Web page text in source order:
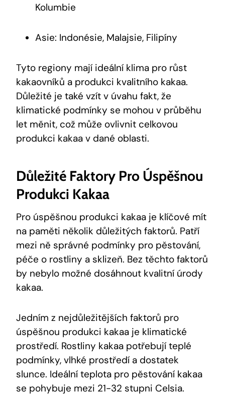
Kolumbie
Asie: Indonésie, Malajsie, Filipíny
Tyto regiony mají ideální klima pro růst
kakaovníků a produkci kvalitního kakaa.
Důležité je také vzít v úvahu fakt, že
klimatické podmínky se mohou v průběhu
let měnit, což může ovlivnit celkovou
produkci kakaa v dané oblasti.
Důležité Faktory Pro Úspěšnou
Produkci Kakaa
Pro úspěšnou produkci kakaa je klíčové mít
na paměti několik důležitých faktorů. Patří
mezi ně správné podmínky pro pěstování,
péče o rostliny a sklizeň. Bez těchto faktorů
by nebylo možné dosáhnout kvalitní úrody
kakaa.
Jedním z nejdůležitějších faktorů pro
úspěšnou produkci kakaa je klimatické
prostředí. Rostliny kakaa potřebují teplé
podmínky, vlhké prostředí a dostatek
slunce. Ideální teplota pro pěstování kakaa
se pohybuje mezi 21-32 stupni Celsia.